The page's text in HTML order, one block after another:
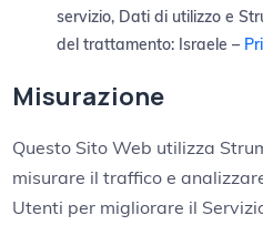
servizio, Dati di utilizzo e
del trattamento: Israele –
Misurazione
Questo Sito Web utilizza
misurare il traffico e
Utenti per migliorare il